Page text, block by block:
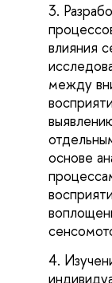
влияния
между
основе